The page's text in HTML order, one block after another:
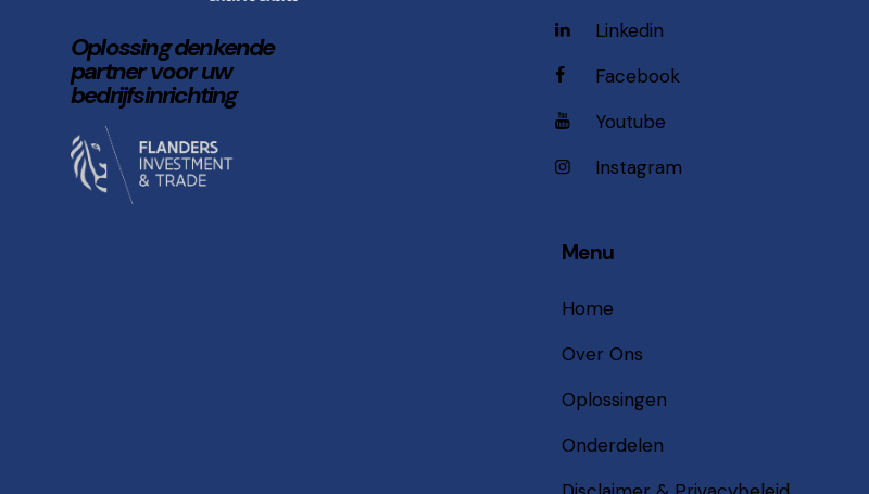
Oplossing denkende
partner voor uw
bedrijfsinrichting
Linkedin
Facebook
Youtube
Instagram
Menu
Home
Over Ons
Oplossingen
Onderdelen